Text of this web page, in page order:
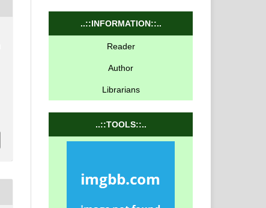
..::INFORMATION::..
Reader
Author
Librarians
..::TOOLS::..